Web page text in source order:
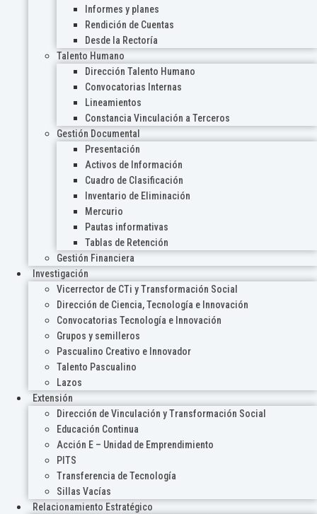
Informes y planes
Rendición de Cuentas
Desde la Rectoría
Talento Humano
Dirección Talento Humano
Convocatorias Internas
Lineamientos
Constancia Vinculación a Terceros
Gestión Documental
Presentación
Activos de Información
Cuadro de Clasificación
Inventario de Eliminación
Mercurio
Pautas informativas
Tablas de Retención
Gestión Financiera
Investigación
Vicerrector de CTi y Transformación Social
Dirección de Ciencia, Tecnología e Innovación
Convocatorias Tecnología e Innovación
Grupos y semilleros
Pascualino Creativo e Innovador
Talento Pascualino
Lazos
Extensión
Dirección de Vinculación y Transformación Social
Educación Continua
Acción E – Unidad de Emprendimiento
PITS
Transferencia de Tecnología
Sillas Vacías
Relacionamiento Estratégico